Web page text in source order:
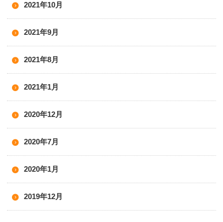
2021年10月
2021年9月
2021年8月
2021年1月
2020年12月
2020年7月
2020年1月
2019年12月